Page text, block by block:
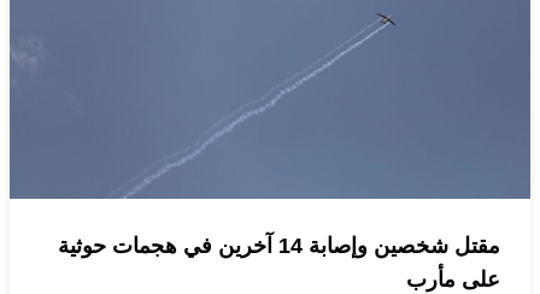
مقتل شخصين وإصابة 14 آخرين في هجمات حوثية
على مأرب